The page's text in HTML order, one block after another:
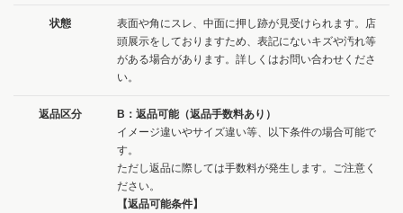
状態
表面や角にスレ、中面に押し跡が見受けられます。店
頭展示をしておりますため、表記にないキズや汚れ等
がある場合があります。詳しくはお問い合わせくださ
い。
返品区分
B：返品可能（返品手数料あり）
イメージ違いやサイズ違い等、以下条件の場合可能で
す。
ただし返品に際しては手数料が発生します。ご注意く
ださい。
【返品可能条件】